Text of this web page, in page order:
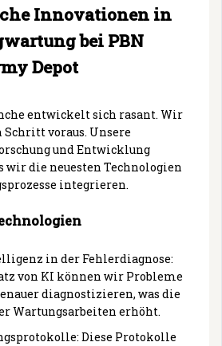
Innovationen in
bei PBN
Depot
entwickelt sich rasant. Wir
voraus. Unsere
und Entwicklung
wir die neuesten Technologien
integrieren.
in der Fehlerdiagnose:
von KI können wir Probleme
diagnostizieren, was die
Wartungsarbeiten erhöht.
Diese Protokolle